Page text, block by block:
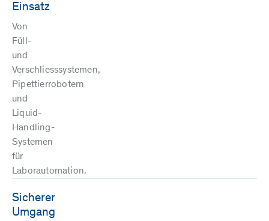
Einsatz
Von
Füll-
und
Verschliesssystemen,
Pipettierrobotern
und
Liquid-
Handling-
Systemen
für
Laborautomation.
Sicherer
Umgang